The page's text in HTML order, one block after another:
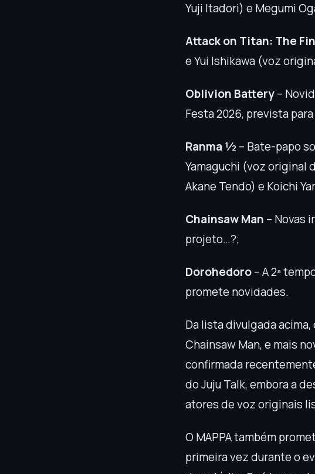
Yuji Itadori) e Megumi
Attack on Titan: The
e Yui Ishikawa (voz
Oblivion Battery–
Festa 2026, prevista
Ranma ½ – Bate-papo
Yamaguchi (voz original
Akane Tendo) e Koichi
Chainsaw Man – Novas
projeto…?;
Dorohedoro– A 2ª
promete novidades.
Da lista divulgada
Chainsaw Man, e mais
confirmada
do Juju Talk, embora a
atores de voz originais
O MAPPA também
primeira vez durante o